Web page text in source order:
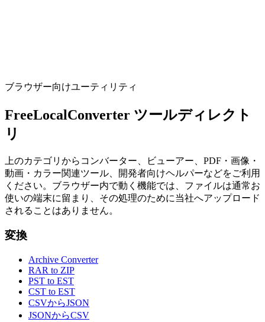
ブラウザー向けユーティリティ
FreeLocalConverter ツールディレクト
リ
上のカテゴリからコンバーター、ビューアー、PDF・画像・
動画・カラー関連ツール、開発者向けヘルパーなどをご利用
ください。ブラウザー内で動く機能では、ファイルは通常お
使いの端末に留まり、その処理のために当社へアップロード
されることはありません。
変換
Archive Converter
RAR to ZIP
PST to EST
CST to EST
CSVからJSON
JSONからCSV